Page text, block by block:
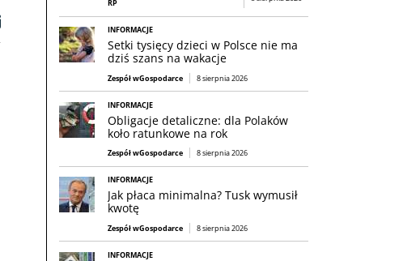
RP
INFORMACJE
Setki tysięcy dzieci w Polsce nie ma
dziś szans na wakacje
Zespół wGospodarce 8 sierpnia 2026
INFORMACJE
Obligacje detaliczne: dla Polaków
koło ratunkowe na rok
Zespół wGospodarce 8 sierpnia 2026
INFORMACJE
Jak płaca minimalna? Tusk wymusił
kwotę
Zespół wGospodarce 8 sierpnia 2026
INFORMACJE